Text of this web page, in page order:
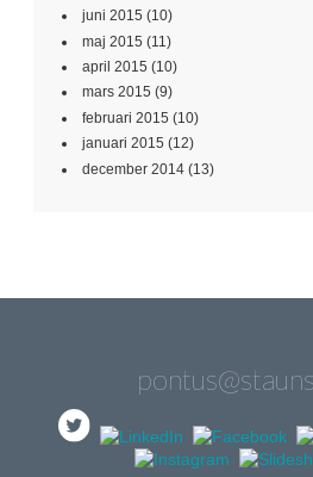
juni 2015 (10)
maj 2015 (11)
april 2015 (10)
mars 2015 (9)
februari 2015 (10)
januari 2015 (12)
december 2014 (13)